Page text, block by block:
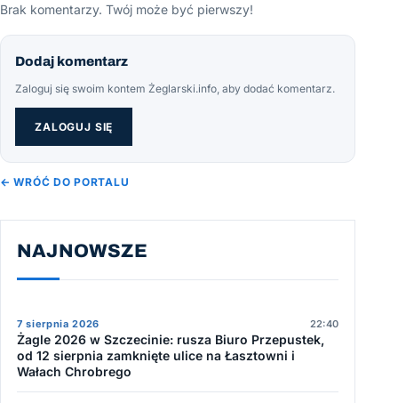
Brak komentarzy. Twój może być pierwszy!
Dodaj komentarz
Zaloguj się swoim kontem Żeglarski.info, aby dodać komentarz.
ZALOGUJ SIĘ
← WRÓĆ DO PORTALU
NAJNOWSZE
7 sierpnia 2026 22:40
Żagle 2026 w Szczecinie: rusza Biuro Przepustek,
od 12 sierpnia zamknięte ulice na Łasztowni i
Wałach Chrobrego